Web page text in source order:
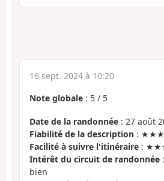
16 sept. 2024 à 10:20
Note globale : 5 / 5
Date de la randonnée : 27 août
Fiabilité de la description :
Facilité à suivre l'itinéraire :
Intérêt du circuit de randonnée
bien